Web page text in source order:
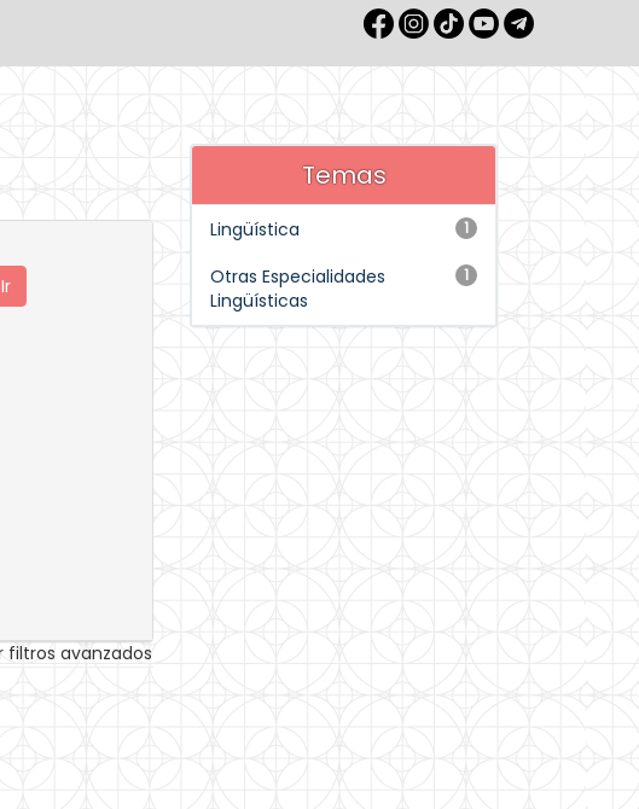
filtros avanzados
Temas
1
Lingüística
1
Otras Especialidades
Lingüísticas